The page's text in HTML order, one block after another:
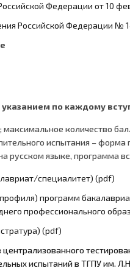
Федерации от 10
Российской Федерации №
указанием по каждому
количество
испытания –
русском языке, программа
специалитет) (pdf)
программ
профессионального
(pdf)
испытаний в ТГПУ им.